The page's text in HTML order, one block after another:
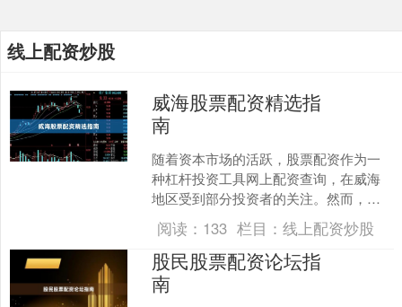
线上配资炒股
威海股票配资精选指
南
随着资本市场的活跃，股票配资作为一
种杠杆投资工具网上配资查询，在威海
地区受到部分投资者的关注。然而，配
资市场鱼龙混杂，如何在合规前提下选
择可靠平台、规避潜在风险....
阅读： 133 栏目： 线上配资炒股
股民股票配资论坛指
南